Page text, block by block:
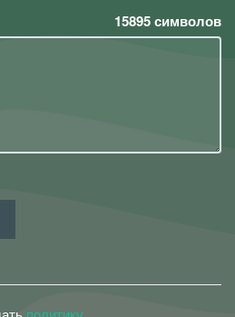
15895символов